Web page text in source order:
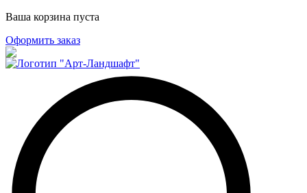
Ваша корзина пуста
Оформить заказ